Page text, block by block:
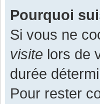
Pourquoi
Si vous ne
visite lors de
durée
Pour rester